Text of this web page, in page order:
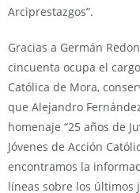
Arciprestazgos”.
Gracias a Germán
cincuenta ocupa el
Católica de Mora,
que Alejandro
homenaje “25 años de
Jóvenes de Acción
encontramos la
líneas sobre los últimos